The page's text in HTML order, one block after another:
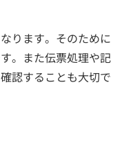
ります。そのために
。また伝票処理や記
認することも大切で